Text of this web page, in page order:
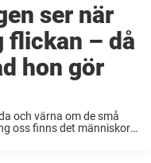
ser när
flickan – då
hon gör
och värna om de små
oss finns det människor